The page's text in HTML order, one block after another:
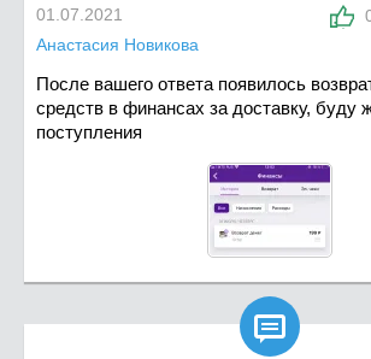
01.07.2021
Анастасия Новикова
После вашего ответа появилось
средств в финансах за доставку, буду
поступления
